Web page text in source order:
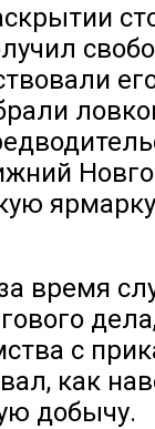
время
с
как
добычу.